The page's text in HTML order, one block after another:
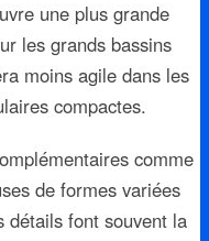
une plus grande
les grands bassins
moins agile dans les
compactes.
comme
de formes variées
font souvent la